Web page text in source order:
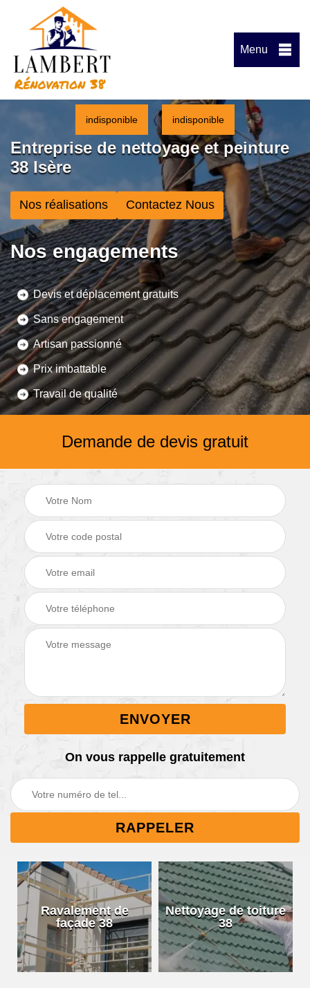
Menu
indisponible indisponible
Entreprise de nettoyage et peinture
38 Isère
Nos réalisations Contactez Nous
Nos engagements
Devis et déplacement gratuits
Sans engagement
Artisan passionné
Prix imbattable
Travail de qualité
Demande de devis gratuit
On vous rappelle gratuitement
Nettoyage de toiture
38
Nettoyage de
gouttières 38